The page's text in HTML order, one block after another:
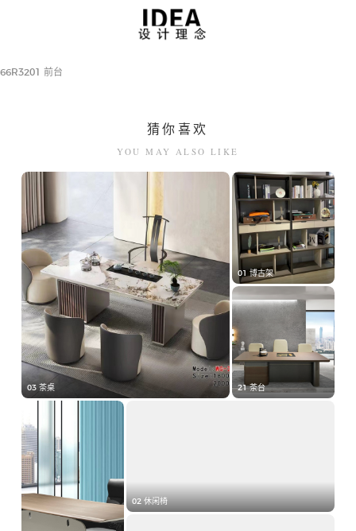
66R3201 前台
猜你喜欢
YOU MAY ALSO LIKE
03 茶桌
01 博古架
21 茶台
02 休闲椅